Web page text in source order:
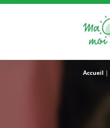
Accueil |